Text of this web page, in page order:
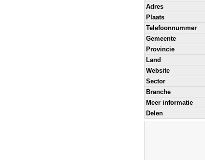
Adres
Plaats
Telefoonnummer
Gemeente
Provincie
Land
Website
Sector
Branche
Meer informatie
Delen